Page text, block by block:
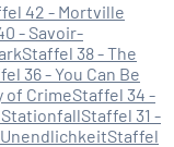
42 - Mortville
- Savoir-
Staffel 38 - The
36 - You Can Be
of CrimeStaffel 34 -
Staffel 31 -
Staffel